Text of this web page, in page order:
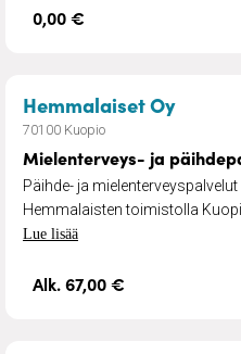
0,00 €
Hemmalaiset Oy–
70100 Kuopio
Mielenterveys- ja
Päihde- ja
Hemmalaisten toimistolla
Lue lisää
Alk. 67,00 €